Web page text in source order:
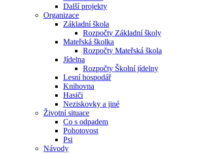
Další projekty
Organizace
Základní škola
Rozpočty Základní školy
Mateřská školka
Rozpočty Mateřská škola
Jídelna
Rozpočty Školní jídelny
Lesní hospodář
Knihovna
Hasiči
Neziskovky a jiné
Životní situace
Co s odpadem
Pohotovost
Psi
Návody